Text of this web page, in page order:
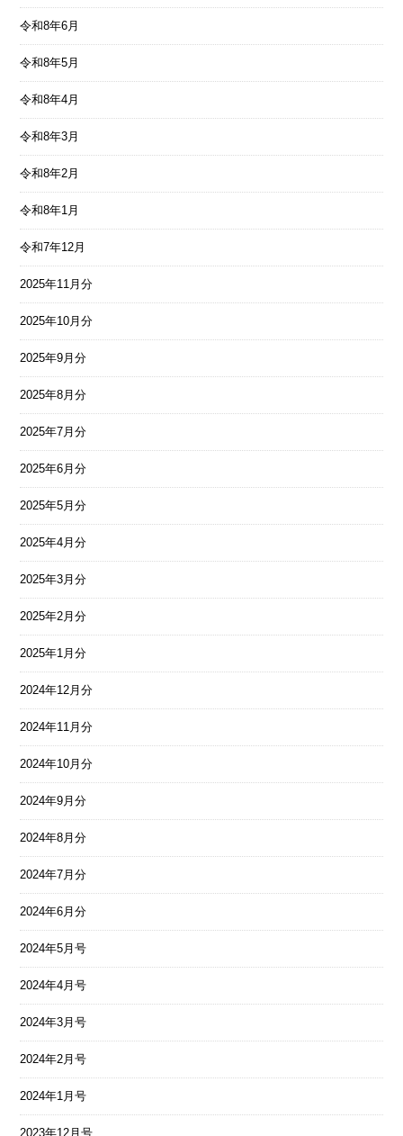
令和8年6月
令和8年5月
令和8年4月
令和8年3月
令和8年2月
令和8年1月
令和7年12月
2025年11月分
2025年10月分
2025年9月分
2025年8月分
2025年7月分
2025年6月分
2025年5月分
2025年4月分
2025年3月分
2025年2月分
2025年1月分
2024年12月分
2024年11月分
2024年10月分
2024年9月分
2024年8月分
2024年7月分
2024年6月分
2024年5月号
2024年4月号
2024年3月号
2024年2月号
2024年1月号
2023年12月号